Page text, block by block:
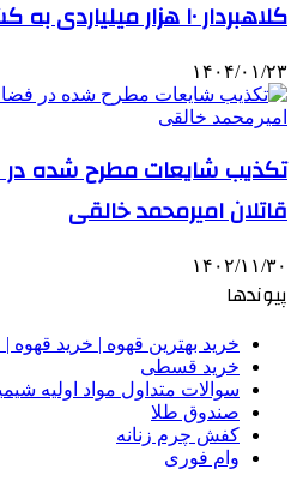
کلاهبردار ۱۰ هزار میلیاردی به کشور مسترد شد
۱۴۰۴/۰۱/۲۳
تکذیب شایعات مطرح شده در
قاتلان امیرمحمد خالقی
۱۴۰۲/۱۱/۳۰
پیوندها
خرید بهترین قهوه | خرید قهوه
خرید قسطی
سوالات متداول مواد اولیه
صندوق طلا
کفش چرم زنانه
وام فوری